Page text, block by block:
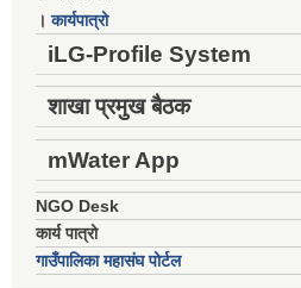
।कार्यपात्रो
iLG-Profile System
शाखा प्रमुख बैठक
mWater App
NGO Desk
कार्य पात्रो
गाउँपालिका महासंघ पोर्टल